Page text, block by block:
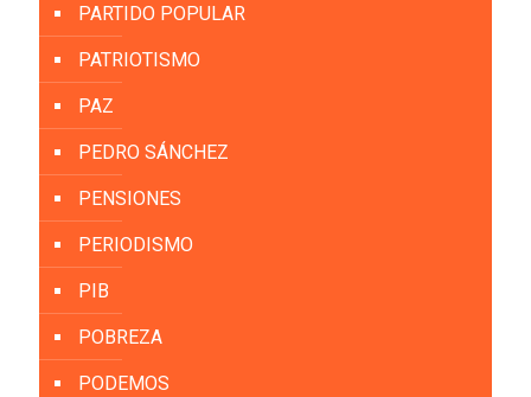
PARTIDO POPULAR
PATRIOTISMO
PAZ
PEDRO SÁNCHEZ
PENSIONES
PERIODISMO
PIB
POBREZA
PODEMOS